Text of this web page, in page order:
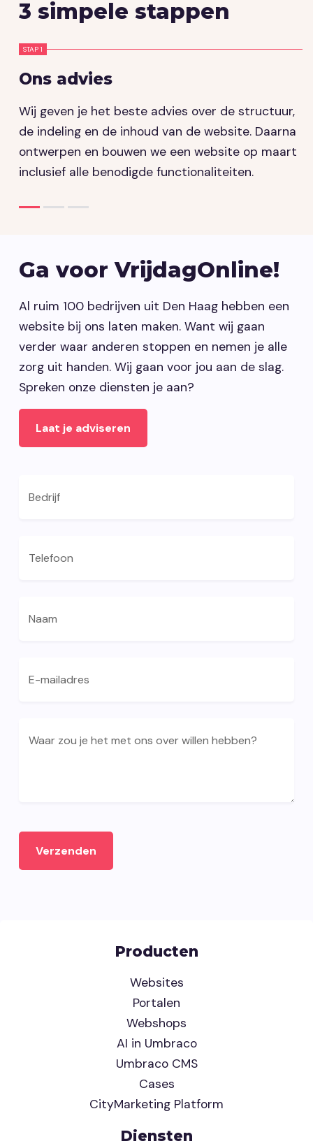
3 simpele stappen
STAP 1
Ons advies
Wij geven je het beste advies over de structuur,
de indeling en de inhoud van de website. Daarna
ontwerpen en bouwen we een website op maart
inclusief alle benodigde functionaliteiten.
Ga voor VrijdagOnline!
Al ruim 100 bedrijven uit Den Haag hebben een
website bij ons laten maken. Want wij gaan
verder waar anderen stoppen en nemen je alle
zorg uit handen. Wij gaan voor jou aan de slag.
Spreken onze diensten je aan?
Laat je adviseren
Bedrijf
Telefoon
Naam
E-mailadres
Waar zou je het met ons over willen hebben?
Producten
Websites
Portalen
Webshops
AI in Umbraco
Umbraco CMS
Cases
CityMarketing Platform
Diensten